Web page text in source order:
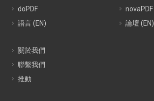
doPDF
語言 (EN)
novaPDF
論壇 (EN)
關於我們
聯繫我們
推動